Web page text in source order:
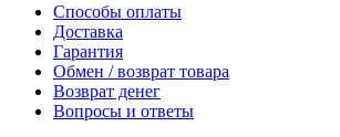
Способы оплаты
Доставка
Гарантия
Обмен / возврат товара
Возврат денег
Вопросы и ответы